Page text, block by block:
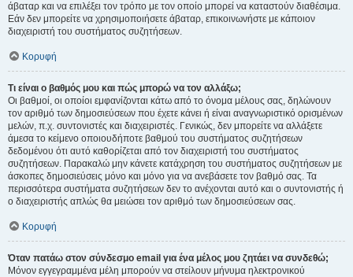
άβαταρ και να επιλέξει τον τρόπο με τον οποίο μπορεί να καταστούν διαθέσιμα.
Εάν δεν μπορείτε να χρησιμοποιήσετε άβαταρ, επικοινωνήστε με κάποιον
διαχειριστή του συστήματος συζητήσεων.
Κορυφή
Τι είναι ο βαθμός μου και πώς μπορώ να τον αλλάξω;
Οι βαθμοί, οι οποίοι εμφανίζονται κάτω από το όνομα μέλους σας, δηλώνουν
τον αριθμό των δημοσιεύσεων που έχετε κάνει ή είναι αναγνωριστικό ορισμένων
μελών, π.χ. συντονιστές και διαχειριστές. Γενικώς, δεν μπορείτε να αλλάξετε
άμεσα το κείμενο οποιουδήποτε βαθμού του συστήματος συζητήσεων
δεδομένου ότι αυτό καθορίζεται από τον διαχειριστή του συστήματος
συζητήσεων. Παρακαλώ μην κάνετε κατάχρηση του συστήματος συζητήσεων με
άσκοπες δημοσιεύσεις μόνο και μόνο για να ανεβάσετε τον βαθμό σας. Τα
περισσότερα συστήματα συζητήσεων δεν το ανέχονται αυτό και ο συντονιστής ή
ο διαχειριστής απλώς θα μειώσει τον αριθμό των δημοσιεύσεων σας.
Κορυφή
Όταν πατάω στον σύνδεσμο email για ένα μέλος μου ζητάει να συνδεθώ;
Μόνον εγγεγραμμένα μέλη μπορούν να στείλουν μήνυμα ηλεκτρονικού